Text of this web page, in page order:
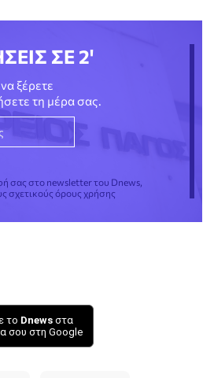
ΣΕ 2'
ξέρετε
τη μέρα σας.
σας στο newsletter του Dnews,
σχετικούς όρους χρήσης
το Dnews στα
σου στη Google